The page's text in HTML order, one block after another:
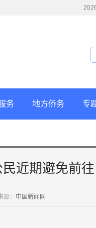
务 地方侨务 专
近期避免前
： 中国新闻网